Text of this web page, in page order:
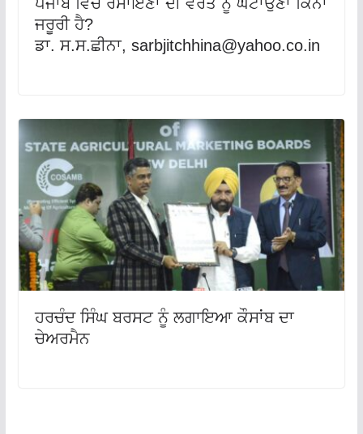
ਪੰਜਾਬ ਵਿੱਚ ਰਸਾਇਣਾ ਦੀ ਵਰਤੋਂ ਨੂੰ ਘਟਾਉਣਾ ਕਿੰਨਾ
ਜਰੂਰੀ ਹੈ?
ਡਾ. ਸ.ਸ.ਛੀਨਾ, sarbjitchhina@yahoo.co.in
ਹਰਚੰਦ ਸਿੰਘ ਬਰਸਟ ਨੂੰ ਲਗਾਇਆ ਕੌਸਾਂਬ ਦਾ
ਚੇਅਰਮੈਨ